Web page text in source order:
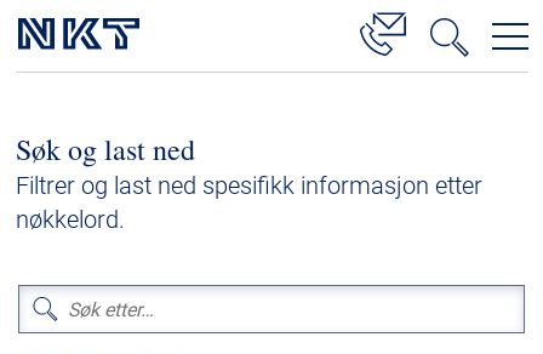
Høyspenningskabelløsninger
Kabelservice
Lavspenning
Høyspenningskabeltilbehør
Søk og last ned
Filtrer og last ned spesifikk informasjon etter
nøkkelord.